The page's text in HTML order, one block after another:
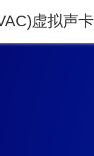
虚拟声卡